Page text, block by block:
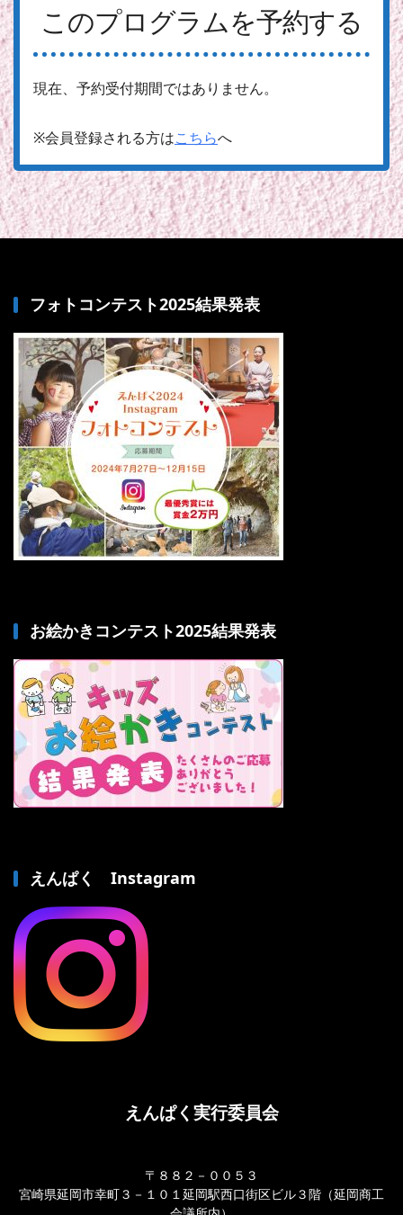
このプログラムを予約する
現在、予約受付期間ではありません。
※会員登録される方はこちらへ
フォトコンテスト2025結果発表
お絵かきコンテスト2025結果発表
えんぱく Instagram
えんぱく実行委員会
〒８８２－００５３
宮崎県延岡市幸町３－１０１延岡駅西口街区ビル３階（延岡商工